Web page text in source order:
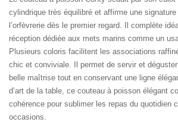
cylindrique très équilibré et affirme une
l’orfèvrerie dès le premier regard. Il complète
réception dédiée aux mets marins comme un
Plusieurs coloris facilitent les associations
chic et conviviale. Il permet de servir et
belle maîtrise tout en conservant une ligne
d’art de la table, ce couteau à poisson élégant
cohérence pour sublimer les repas du quotidien
occasions.